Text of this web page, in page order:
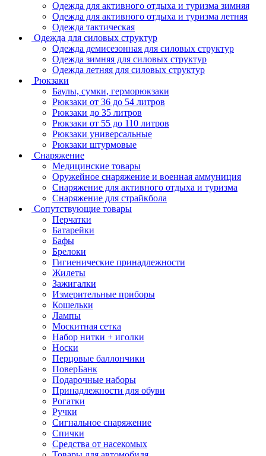
Одежда для активного отдыха и туризма зимняя
Одежда для активного отдыха и туризма летняя
Одежда тактическая
Одежда для силовых структур
Одежда демисезонная для силовых структур
Одежда зимняя для силовых структур
Одежда летняя для силовых структур
Рюкзаки
Баулы, сумки, герморюкзаки
Рюкзаки от 36 до 54 литров
Рюкзаки до 35 литров
Рюкзаки от 55 до 110 литров
Рюкзаки универсальные
Рюкзаки штурмовые
Снаряжение
Медицинские товары
Оружейное снаряжение и военная аммуниция
Снаряжение для активного отдыха и туризма
Снаряжение для страйкбола
Сопутствующие товары
Перчатки
Батарейки
Бафы
Брелоки
Гигиенические принадлежности
Жилеты
Зажигалки
Измерительные приборы
Кошельки
Лампы
Москитная сетка
Набор нитки + иголки
Носки
Перцовые баллончики
ПоверБанк
Подарочные наборы
Принадлежности для обуви
Рогатки
Ручки
Сигнальное снаряжение
Спички
Средства от насекомых